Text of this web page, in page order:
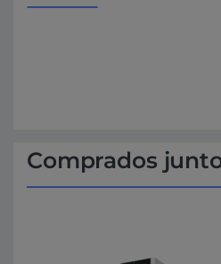
Comprados